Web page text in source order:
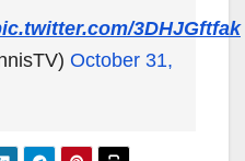
3DHJGftfak
October 31,